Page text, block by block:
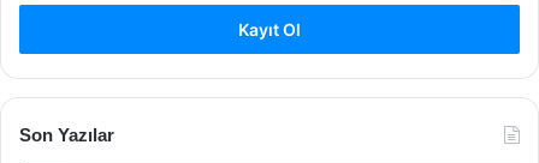
Kayıt Ol
Son Yazılar